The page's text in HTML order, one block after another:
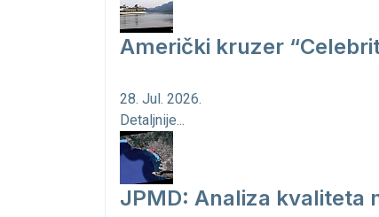
Američki kruzer
28. Jul. 2026.
Detaljnije...
JPMD: Analiza kvaliteta